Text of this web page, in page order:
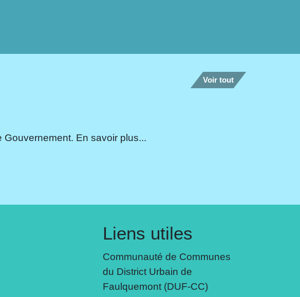
Voir tout
En savoir plus...
Liens utiles
Communauté de Communes
du District Urbain de
Faulquemont (DUF-CC)